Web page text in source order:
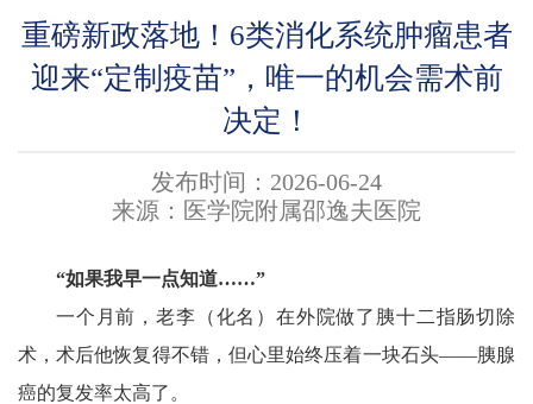
重磅新政落地！6类消化系统肿瘤患者
迎来“定制疫苗”，唯一的机会需术前
决定！
发布时间：2026-06-24
来源：医学院附属邵逸夫医院
“如果我早一点知道……”
一个月前，老李（化名）在外院做了胰十二指肠切除
术，术后他恢复得不错，但心里始终压着一块石头——胰腺
癌的复发率太高了。